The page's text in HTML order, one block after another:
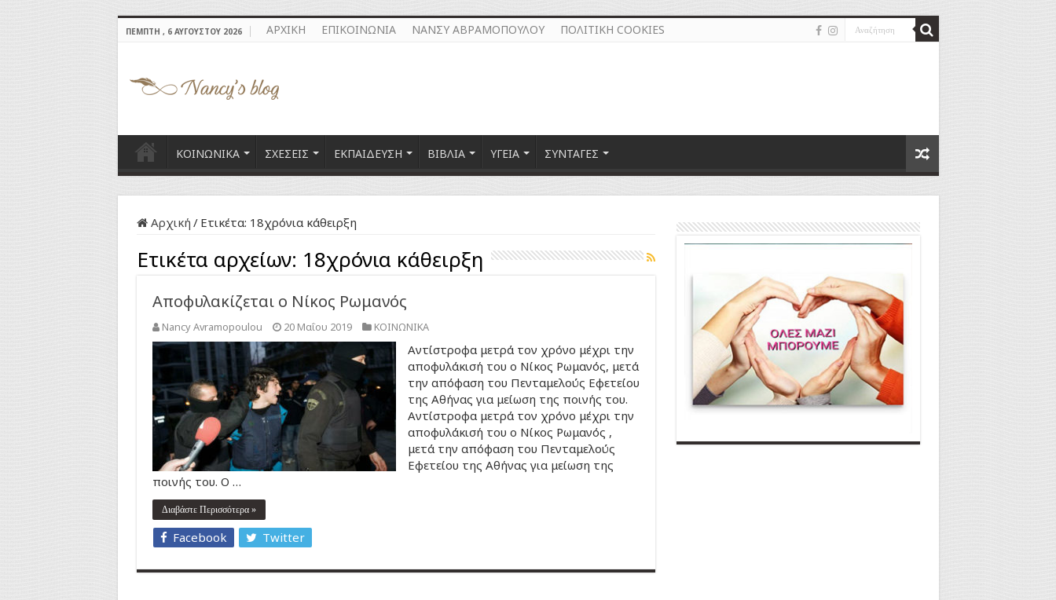
ΠΈΜΠΤΗ , 6 ΑΥΓΟΎΣΤΟΥ 2026 ΑΡΧΙΚΗ ΕΠΙΚΟΙΝΩΝΙΑ ΝΑΝΣΥ ΑΒΡΑΜΟΠΟΥΛΟΥ ΠΟΛΙΤΙΚΗ COOKIES
ΚΟΙΝΩΝΙΚΑ ΣΧΕΣΕΙΣ ΕΚΠΑΙΔΕΥΣΗ ΒΙΒΛΙΑ ΥΓΕΙΑ ΣΥΝΤΑΓΕΣ
Αρχική / Ετικέτα: 18χρόνια κάθειρξη
Ετικέτα αρχείων: 18χρόνια κάθειρξη
Αποφυλακίζεται ο Νίκος Ρωμανός
Nancy Avramopoulou 20 Μαΐου 2019 ΚΟΙΝΩΝΙΚΑ
Αντίστροφα μετρά τον χρόνο μέχρι την
αποφυλάκισή του ο Νίκος Ρωμανός, μετά
την απόφαση του Πενταμελούς Εφετείου
της Αθήνας για μείωση της ποινής του.
Aντίστροφα μετρά τον χρόνο μέχρι την
αποφυλάκισή του ο Νίκος Ρωμανός ,
μετά την απόφαση του Πενταμελούς
Εφετείου της Αθήνας για μείωση της
ποινής του. Ο …
Διαβάστε Περισσότερα »
Facebook Twitter